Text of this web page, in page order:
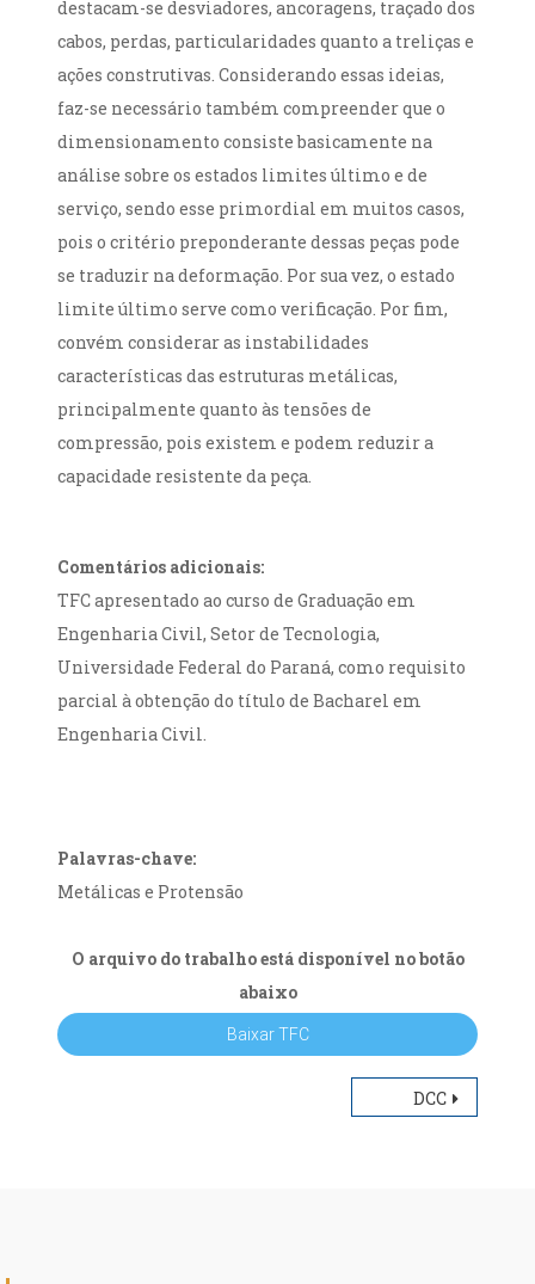
destacam-se desviadores, ancoragens, traçado dos
cabos, perdas, particularidades quanto a treliças e
ações construtivas. Considerando essas ideias,
faz-se necessário também compreender que o
dimensionamento consiste basicamente na
análise sobre os estados limites último e de
serviço, sendo esse primordial em muitos casos,
pois o critério preponderante dessas peças pode
se traduzir na deformação. Por sua vez, o estado
limite último serve como verificação. Por fim,
convém considerar as instabilidades
características das estruturas metálicas,
principalmente quanto às tensões de
compressão, pois existem e podem reduzir a
capacidade resistente da peça.
Comentários adicionais:
TFC apresentado ao curso de Graduação em
Engenharia Civil, Setor de Tecnologia,
Universidade Federal do Paraná, como requisito
parcial à obtenção do título de Bacharel em
Engenharia Civil.
Palavras-chave:
Metálicas e Protensão
O arquivo do trabalho está disponível no botão
abaixo
Baixar TFC
DCC